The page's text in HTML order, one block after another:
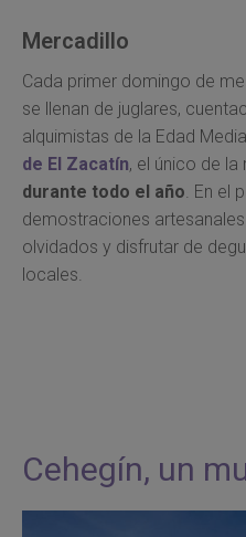
Mercadillo
Cada primer domingo de
se llenan de juglares,
alquimistas de la Edad
de El Zacatín, el único de
durante todo el año. En el
demostraciones
olvidados y disfrutar de
locales.
Cehegín, un